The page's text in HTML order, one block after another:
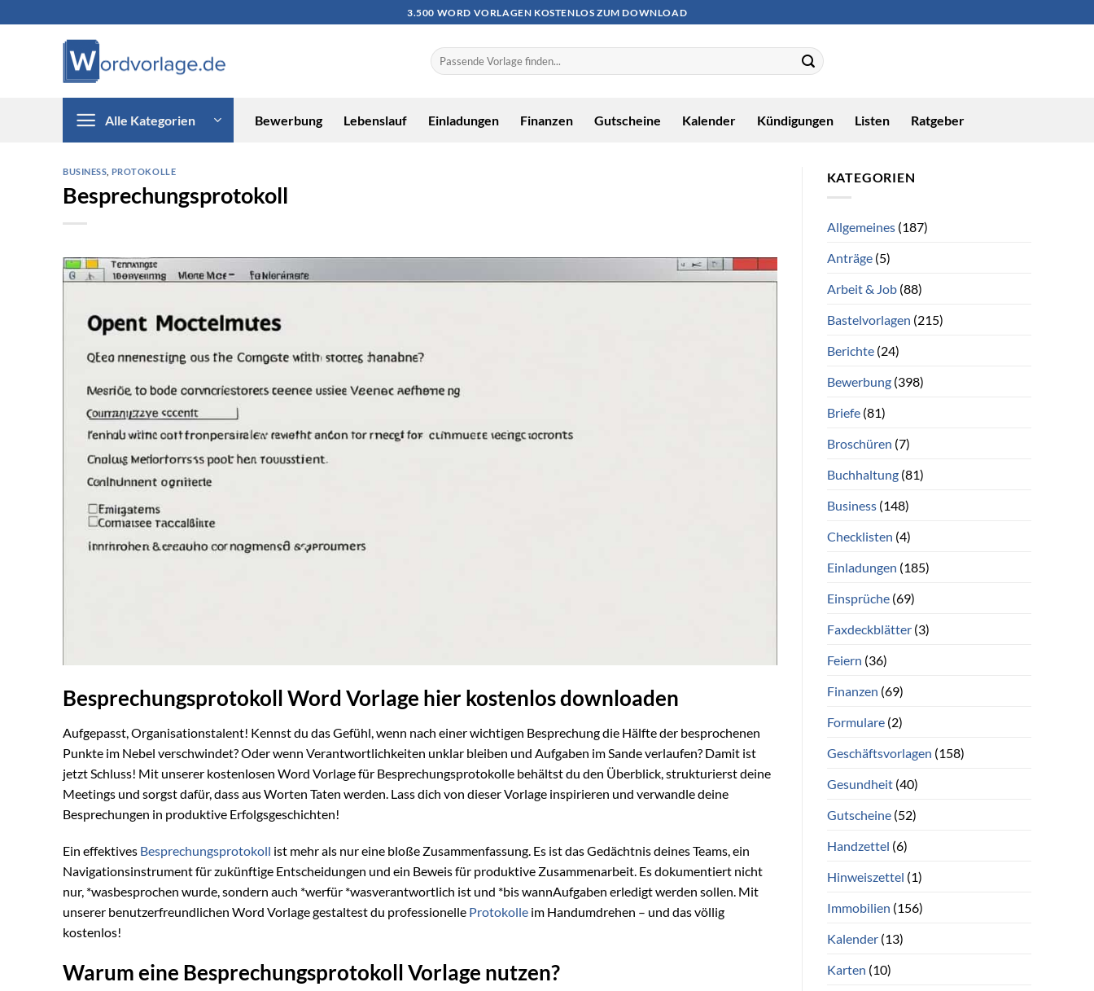
3.500 WORD VORLAGEN KOSTENLOS ZUM DOWNLOAD
Alle Kategorien Bewerbung Lebenslauf Einladungen Finanzen Gutscheine Kalender Kündigungen Listen Ratgeber
BUSINESS PROTOKOLLE
Besprechungsprotokoll
Besprechungsprotokoll Word Vorlage hier kostenlos downloaden
Aufgepasst, Organisationstalent! Kennst du das Gefühl, wenn nach einer wichtigen Besprechung die Hälfte der besprochenen
Punkte im Nebel verschwindet? Oder wenn Verantwortlichkeiten unklar bleiben und Aufgaben im Sande verlaufen? Damit ist
jetzt Schluss! Mit unserer kostenlosen Word Vorlage für Besprechungsprotokolle behältst du den Überblick, strukturierst deine
Meetings und sorgst dafür, dass aus Worten Taten werden. Lass dich von dieser Vorlage inspirieren und verwandle deine
Besprechungen in produktive Erfolgsgeschichten!
Ein effektives Besprechungsprotokoll ist mehr als nur eine bloße Zusammenfassung. Es ist das Gedächtnis deines Teams, ein
Navigationsinstrument für zukünftige Entscheidungen und ein Beweis für produktive Zusammenarbeit. Es dokumentiert nicht
nur, *wasbesprochen wurde, sondern auch *werfür *wasverantwortlich ist und *bis wannAufgaben erledigt werden sollen. Mit
unserer benutzerfreundlichen Word Vorlage gestaltest du professionelle Protokolle im Handumdrehen – und das völlig
kostenlos!
Warum eine Besprechungsprotokoll Vorlage nutzen?
KATEGORIEN
Allgemeines(187)
Anträge(5)
Arbeit & Job(88)
Bastelvorlagen (215)
Berichte(24)
Bewerbung(398)
Briefe(81)
Broschüren (7)
Buchhaltung(81)
Business(148)
Checklisten (4)
Einladungen (185)
Einsprüche(69)
Faxdeckblätter(3)
Feiern (36)
Finanzen (69)
Formulare(2)
Geschäftsvorlagen (158)
Gesundheit(40)
Gutscheine(52)
Handzettel (6)
Hinweiszettel (1)
Immobilien (156)
Kalender(13)
Karten (10)